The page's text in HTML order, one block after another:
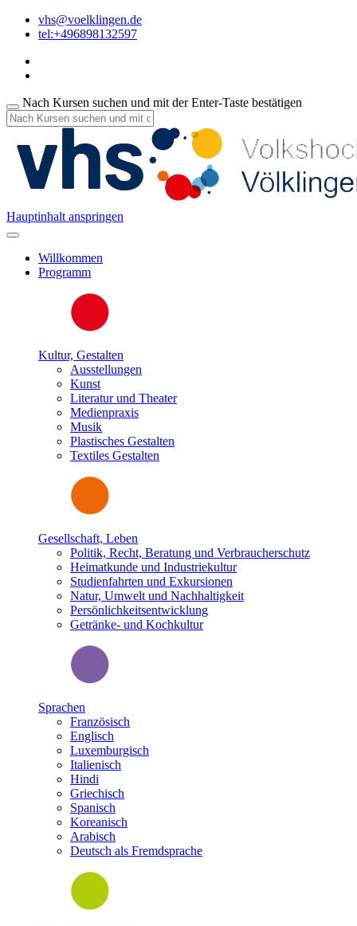
vhs@voelklingen.de
tel:+496898132597
Nach Kursen suchen und mit der Enter-Taste bestätigen
Hauptinhalt anspringen
Willkommen
Programm
Kultur, Gestalten
Ausstellungen
Kunst
Literatur und Theater
Medienpraxis
Musik
Plastisches Gestalten
Textiles Gestalten
Gesellschaft, Leben
Politik, Recht, Beratung und Verbraucherschutz
Heimatkunde und Industriekultur
Studienfahrten und Exkursionen
Natur, Umwelt und Nachhaltigkeit
Persönlichkeitsentwicklung
Getränke- und Kochkultur
Sprachen
Französisch
Englisch
Luxemburgisch
Italienisch
Hindi
Griechisch
Spanisch
Koreanisch
Arabisch
Deutsch als Fremdsprache